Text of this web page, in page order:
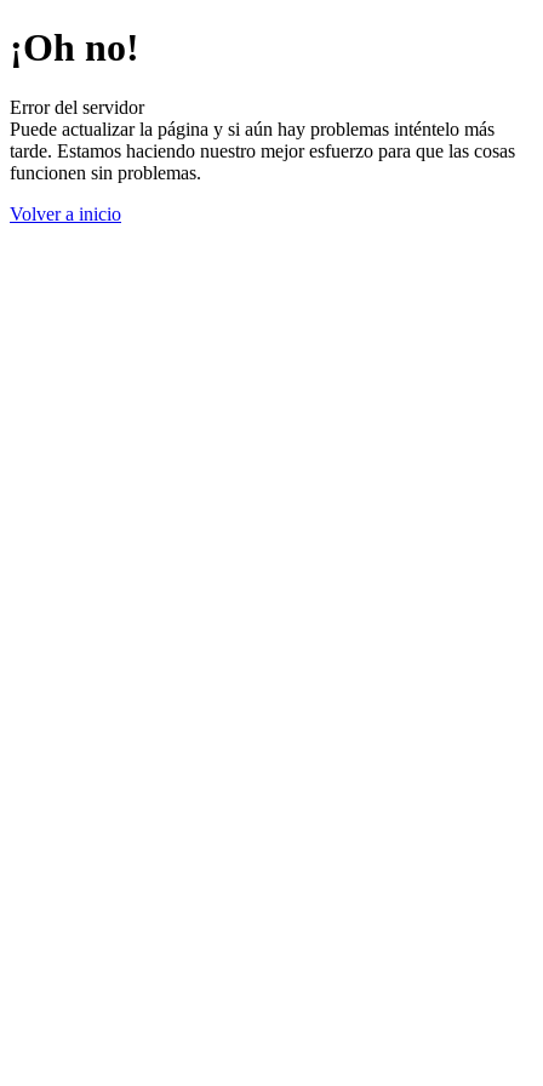
¡Oh no!
Error del servidor
Puede actualizar la página y si aún hay problemas inténtelo más
tarde. Estamos haciendo nuestro mejor esfuerzo para que las cosas
funcionen sin problemas.
Volver a inicio